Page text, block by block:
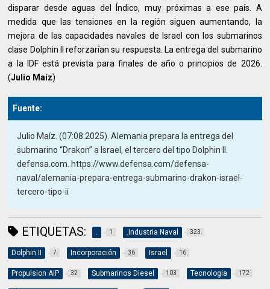
disparar desde aguas del Índico, muy próximas a ese país. A
medida que las tensiones en la región siguen aumentando, la
mejora de las capacidades navales de Israel con los submarinos
clase Dolphin II reforzarían su respuesta. La entrega del submarino
a la IDF está prevista para finales de año o principios de 2026.
(Julio Maíz)
Fuente:
Julio Maíz. (07:08:2025). Alemania prepara la entrega del
submarino “Drakon” a Israel, el tercero del tipo Dolphin II.
defensa.com. https://www.defensa.com/defensa-
naval/alemania-prepara-entrega-submarino-drakon-israel-
tercero-tipo-ii
ETIQUETAS: . 1 .Industria Naval 323
Dolphin II 7 Incorporación 36 Israel 16
Propulsion AIP 32 Submarinos Diesel 103 Tecnologia 172